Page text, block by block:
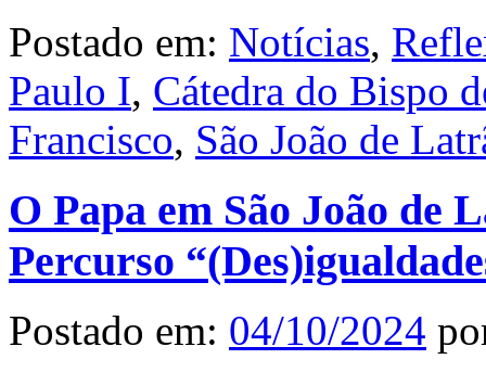
Postado em: Notícias,
Paulo I, Cátedra do Bispo
Francisco, São João de
O Papa em São João de
Percurso
Postado em: 04/10/2024